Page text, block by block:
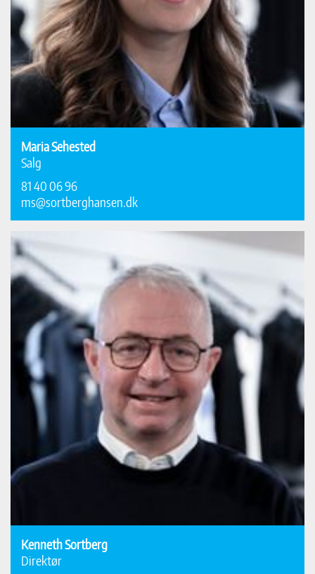
Maria Sehested
Salg
81 40 06 96
ms@sortberghansen.dk
Kenneth Sortberg
Direktør